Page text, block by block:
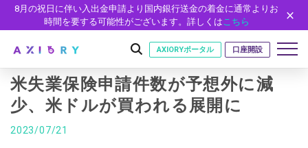
8月の祝日に伴い入出金申請より国内銀行送金の着金に通常よりお
時間を要する可能性がございます。詳しくはこちら
はじめに
AXIORYポータル 口座開設
米失業保険申請件数が予想外に減
少、米ドルが買われる展開に
2023/07/21